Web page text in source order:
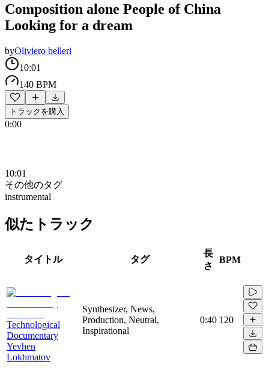
Composition alone People of China
Looking for a dream
byOliviero belleri
10:01
140 BPM
トラックを購入
0:00
10:01
その他のタグ
instrumental
似たトラック
タイトル タグ
長
さ
BPM
Technological
Documentary
Yevhen
Lokhmatov
Synthesizer, News,
Production, Neutral,
Inspirational
0:40 120